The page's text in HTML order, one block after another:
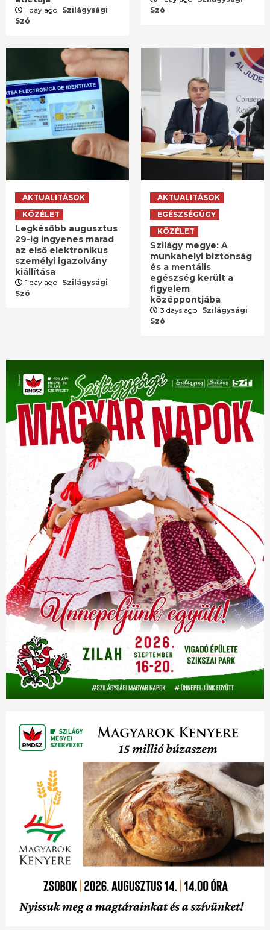
1 day ago Szilágysági
Szó
Szó
AKTUALITÁSOK
KÖZÉLET
Legkésőbb augusztus
29-ig ingyenes marad
az első elektronikus
személyi igazolvány
kiállítása
1 day ago Szilágysági
Szó
AKTUALITÁSOK
EGÉSZSÉGÜGY
KÖZÉLET
Szilágy megye: A
munkahelyi biztonság
és a mentális
egészség került a
figyelem
középpontjába
3 days ago Szilágysági
Szó